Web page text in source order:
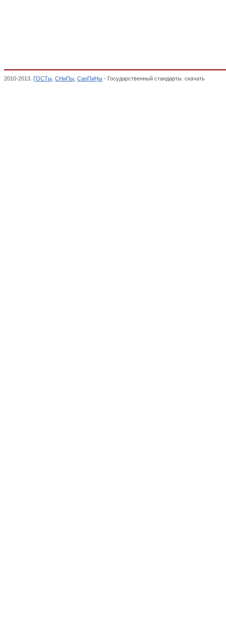
2010-2013. ГОСТы СНиПы СанПиНы - Государственный стандарты. скачать